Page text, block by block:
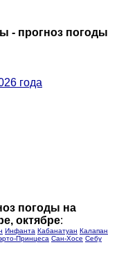
- прогноз погоды
года
погоды на
октябре:
Инфанта Кабанатуан Калапан
Принцеса Сан-Хосе Себу